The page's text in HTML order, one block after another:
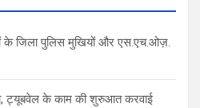
के जिला पुलिस मुखियों और एस.एच.ओज़.
ट्यूबवेल के काम की शुरुआत करवाई